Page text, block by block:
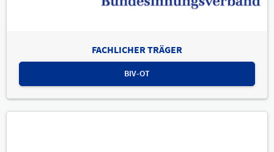
FACHLICHER TRÄGER
BIV-OT